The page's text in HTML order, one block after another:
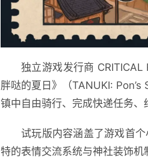
独立游戏发行商 CRITICAL
胖哒的夏日》（TANUKI:
镇中自由骑行、完成快递任务、
试玩版内容涵盖了游戏首
特的表情交流系统与神社装饰机